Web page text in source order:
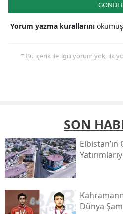
Yorum yazma kurallarını okumuş
* Bu içerik ile ilgili yorum yok, ilk
SON
Dünya